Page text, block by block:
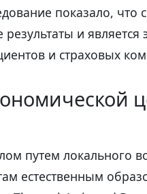
показало, что
и является
и страховых
путем локального
естественным